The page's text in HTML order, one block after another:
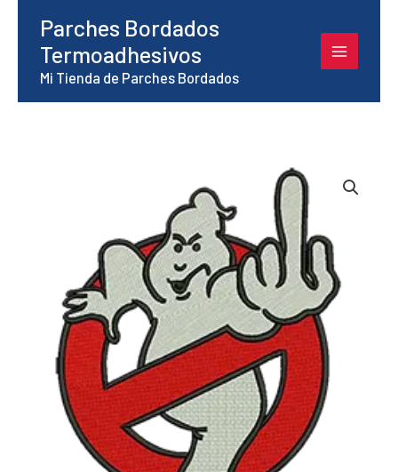
contenido
Parches Bordados
Termoadhesivos
Mi Tienda de Parches Bordados